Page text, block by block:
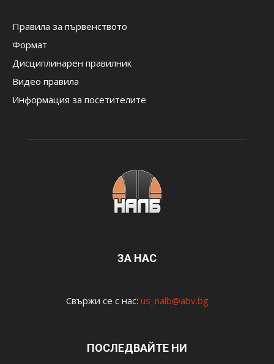
Правила за първенството
Формат
Дисциплинарен правилник
Видео правила
Информация за посетителите
ЗА НАС
Свържи се с нас: us_nalb@abv.bg
ПОСЛЕДВАЙТЕ НИ